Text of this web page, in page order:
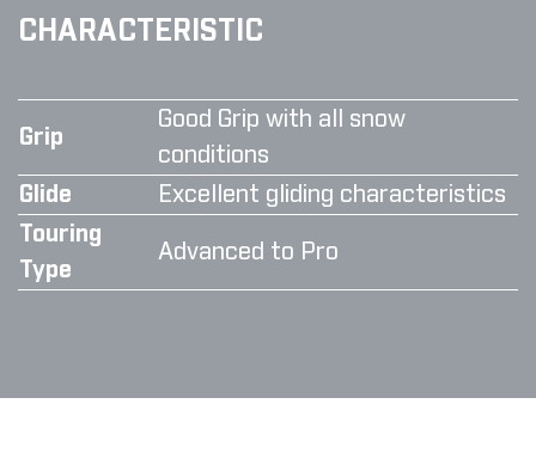
CHARACTERISTIC
Grip
Good Grip with all snow
conditions
Glide
Excellent gliding characteristics
Touring
Type
Advanced to Pro